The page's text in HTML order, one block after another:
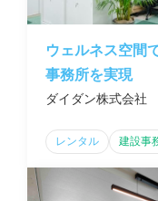
ウェルネス空間
事務所を実現
ダイダン株式会
レンタル 建設事